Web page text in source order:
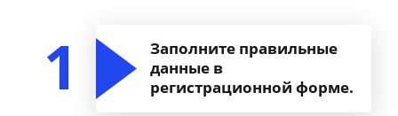
1
Заполните правильные
данные в
регистрационной форме.